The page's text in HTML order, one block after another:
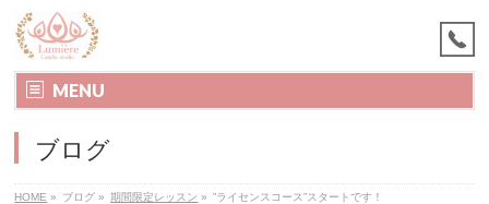
MENU
ブログ
HOME » ブログ » 期間限定レッスン » ”ライセンスコース”スタートです！